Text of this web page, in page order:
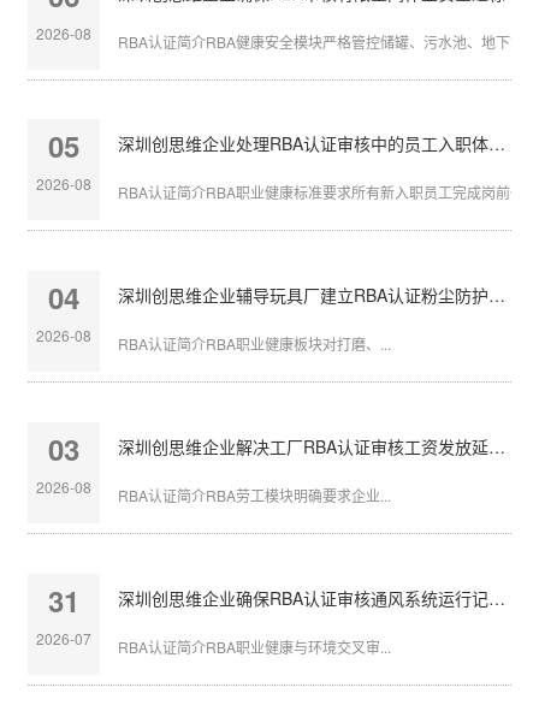
2026-08 RBA认证简介RBA健康安全模块严格管控储罐、污水池、地下管
05
2026-08
深圳创思维企业处理RBA认证审核中的员工入职体检缺失
RBA认证简介RBA职业健康标准要求所有新入职员工完成岗前体
04
2026-08
深圳创思维企业辅导玩具厂建立RBA认证粉尘防护体系
RBA认证简介RBA职业健康板块对打磨、...
03
2026-08
深圳创思维企业解决工厂RBA认证审核工资发放延迟问题
RBA认证简介RBA劳工模块明确要求企业...
31
2026-07
深圳创思维企业确保RBA认证审核通风系统运行记录完整
RBA认证简介RBA职业健康与环境交叉审...